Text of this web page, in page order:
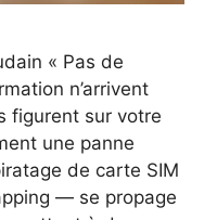
« Pas de
n’arrivent
figurent sur votre
une panne
de carte SIM
— se propage